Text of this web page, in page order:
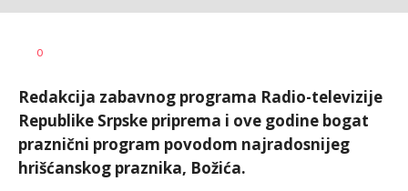
AUTOR
0
Redakcija zabavnog programa Radio-televizije
Republike Srpske priprema i ove godine bogat
praznični program povodom najradosnijeg
hrišćanskog praznika, Božića.